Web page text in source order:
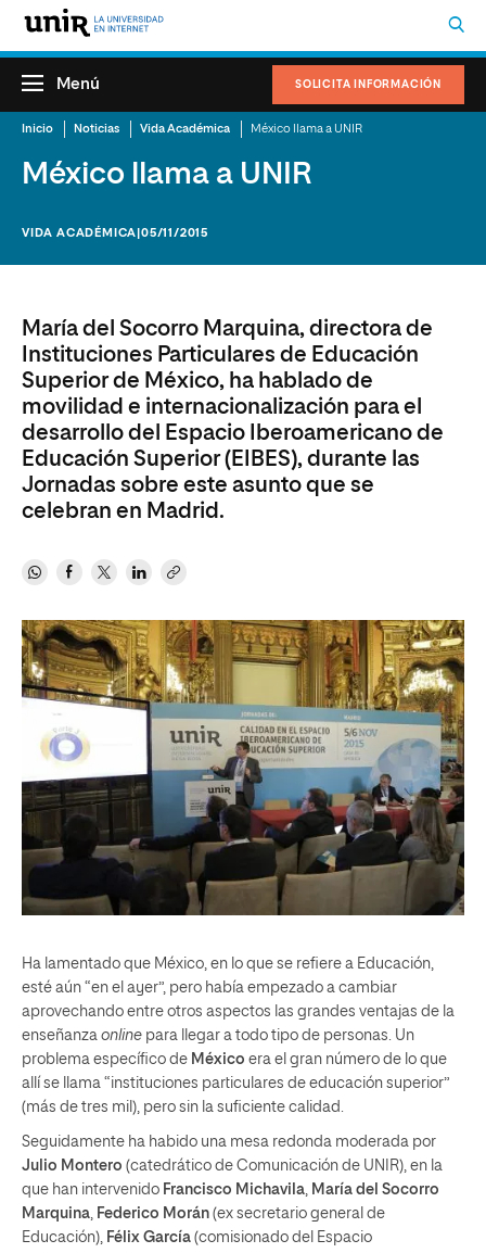
SOLICITA INFORMACIÓN
Menú
Inicio Noticias Vida Académica México llama a UNIR
México llama a UNIR
VIDA ACADÉMICA |05/11/2015
María del Socorro Marquina, directora de
Instituciones Particulares de Educación
Superior de México, ha hablado de
movilidad e internacionalización para el
desarrollo del Espacio Iberoamericano de
Educación Superior (EIBES), durante las
Jornadas sobre este asunto que se
celebran en Madrid.
Ha lamentado que México, en lo que se refiere a Educación,
esté aún “en el ayer”, pero había empezado a cambiar
aprovechando entre otros aspectos las grandes ventajas de la
enseñanza online para llegar a todo tipo de personas. Un
problema específico de México era el gran número de lo que
allí se llama “instituciones particulares de educación superior”
(más de tres mil), pero sin la suficiente calidad.
Seguidamente ha habido una mesa redonda moderada por
Julio Montero (catedrático de Comunicación de UNIR), en la
que han intervenido Francisco Michavila, María del Socorro
Marquina, Federico Morán (ex secretario general de
Educación), Félix García (comisionado del Espacio